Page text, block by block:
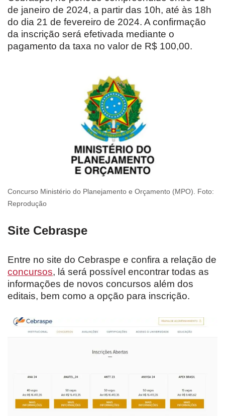
de janeiro de 2024, a partir das 10h, até às 18h
do dia 21 de fevereiro de 2024. A confirmação
da inscrição será efetivada mediante o
pagamento da taxa no valor de R$ 100,00.
Concurso Ministério do Planejamento e Orçamento (MPO). Foto:
Reprodução
Site Cebraspe
Entre no site do Cebraspe e confira a relação de
concursos, lá será possível encontrar todas as
informações de novos concursos além dos
editais, bem como a opção para inscrição.